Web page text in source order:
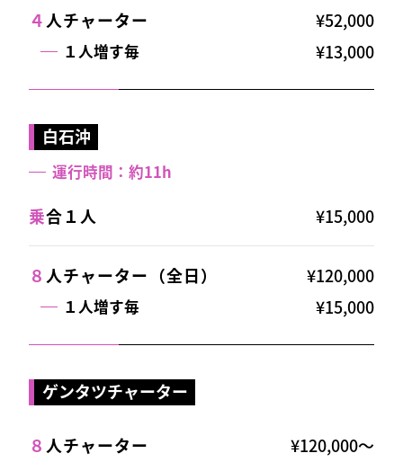
４人チャーター ¥52,000
１人増す毎 ¥13,000
白石沖
運行時間：約11h
乗合１人 ¥15,000
８ 人チャーター（全日） ¥120,000
１人増す毎 ¥15,000
ゲンタツチャーター
８ 人チャーター ¥120,000〜